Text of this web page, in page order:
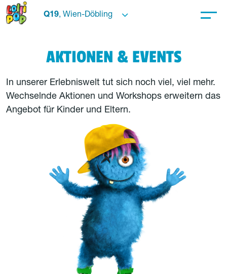
Q19, Wien-Döbling
AKTIONEN & EVENTS
In unserer Erlebniswelt tut sich noch viel, viel mehr.
Wechselnde Aktionen und Workshops erweitern das
Angebot für Kinder und Eltern.